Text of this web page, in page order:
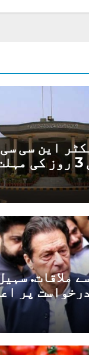
این سی
ملاقات.
پر